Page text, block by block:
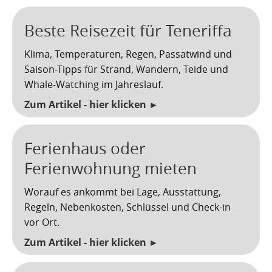
Puerto de la Cruz
San Cristóbal de La Laguna
San Juan de la Rambla
San Miguel de Abona
Santa Cruz de Tenerife
Santa Úrsula
Santiago del Teide
Tacoronte
Kartoffelrevolution 1846
Verworfenes Exil
Franco auf Teneriffa
Thor Heyerdahl und die Pyramiden von Güímar
Beste Reisezeit für Teneriffa
Klima, Temperaturen, Regen, Passatwind und
Saison-Tipps für Strand, Wandern, Teide und
Whale-Watching im Jahreslauf.
Zum Artikel - hier klicken ►
Ferienhaus oder
Ferienwohnung mieten
Worauf es ankommt bei Lage, Ausstattung,
Regeln, Nebenkosten, Schlüssel und Check-in
vor Ort.
Zum Artikel - hier klicken ►